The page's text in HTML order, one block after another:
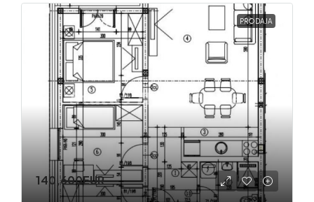
PRODAJA
140,600EUR